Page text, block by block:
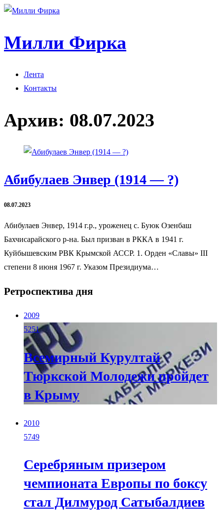
Милли Фирка
Лента
Контакты
Архив: 08.07.2023
Абибулаев Энвер (1914 — ?)
08.07.2023
Абибулаев Энвер, 1914 г.р., уроженец с. Буюк Озенбаш
Бахчисарайского р-на. Был призван в РККА в 1941 г.
Куйбышевским РВК Крымской АССР. 1. Орден «Славы» III
степени 8 июня 1967 г. Указом Президиума…
Ретроспектива дня
2009
5251
Всемирный Курултай
Тюркской Молодежи пройдет
в Крыму
2010
5749
Cеребряным призером
чемпионата Европы по боксу
стал Дилмурод Сатыбалдиев